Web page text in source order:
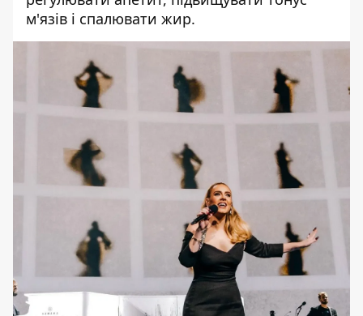
м'язів і спалювати жир.